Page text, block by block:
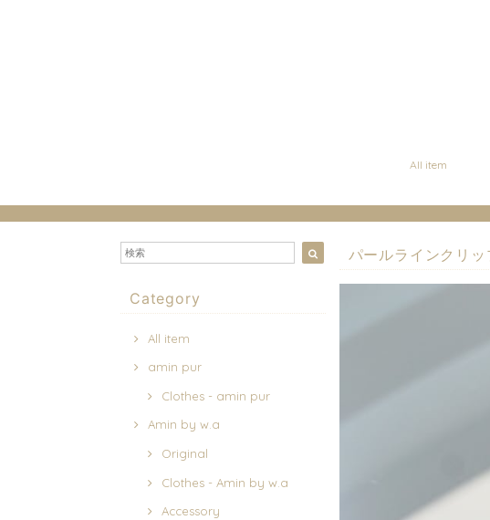
All item
Category
All item
amin pur
Clothes - amin pur
Amin by w.a
Original
Clothes - Amin by w.a
Accessory
パールラインクリッ